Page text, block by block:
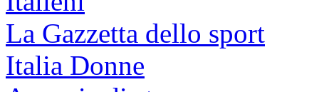
La Gazzetta dello sport
Italia Donne